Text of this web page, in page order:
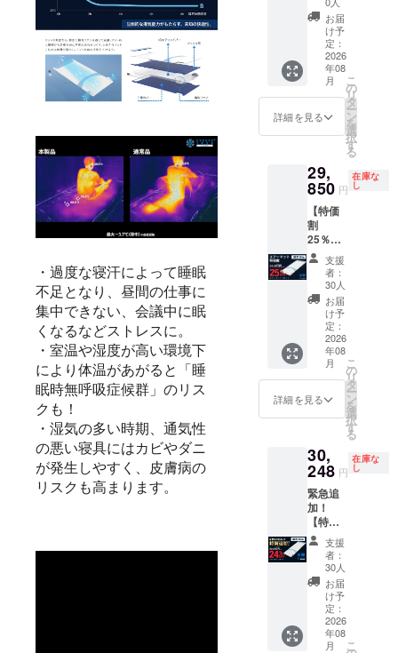
・過度な寝汗によって睡眠
不足となり、昼間の仕事に
集中できない、会議中に眠
くなるなどストレスに。
・室温や湿度が高い環境下
により体温があがると「睡
眠時無呼吸症候群」のリス
クも！
・湿気の多い時期、通気性
の悪い寝具にはカビやダニ
が発生しやすく、皮膚病の
リスクも高まります。
承くだ
さい。
次発送
いたし
ます。
・但
し、ご
注文状
況、配
送状況
時期が
前後す
る場合
がござ
います
ので何
卒ご了
承くだ
さい。
マッ
ト 1
セット
FREEZ
ETECH
氷撃マ
ルチ
■リター
ン発送
スケ
ジュー
ルにつ
いて ・
リター
ン商品
はご支
援いた
だいた
順に6月
から順
次発送
いたし
ます。
・但
送状況
の都合
等によ
り到着
時期が
前後す
る場合
がござ
います
ので何
卒ご了
承くだ
さい。
13％OF
F 一般
販売価
54,600
円（税
込）
→47,50
2円（税
込・送
■内容
・
FREEZ
ETECH
氷撃空
調エ
アー
マッ
ト 1
セット
FREEZ
ETECH
氷撃マ
ルチ
ケッ
ト 1
■リター
スケ
ジュー
ルにつ
いて ・
リター
ン商品
はご支
援いた
だいた
順に6月
から順
次発送
いたし
ます。
お届
け予
定：
2026
年08
月
詳細を見る
こ
の
リ
タ
ー
ン
を
選
択
す
る
29,
850 円
在庫な
し
【特価
割
25％OF
F】エ
アー
マット
特価割
25％OF
F 一般
販売価
39,800
円（税
込）
→29,85
0円（税
料込）
■内容
・
FREEZ
ETECH
氷撃空
調エ
アー
マッ
ト 1
セット
■リター
ン発送
スケ
支援
者：
30人
お届
け予
定：
2026
年08
月
詳細を見る
こ
の
リ
タ
ー
ン
を
選
択
す
る
30,
248 円
在庫な
し
緊急追
加！
【特価
割
24％OF
F】エ
アー
マット
特価割
24％OF
F 一般
販売価
支援
者：
30人
お届
け予
定：
2026
年08
月
こ